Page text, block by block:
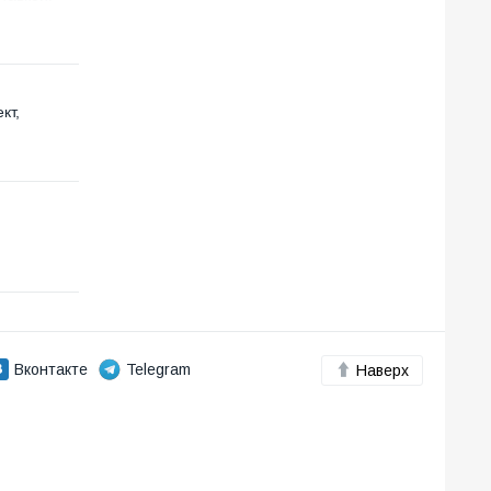
Вконтакте
Telegram
Наверх